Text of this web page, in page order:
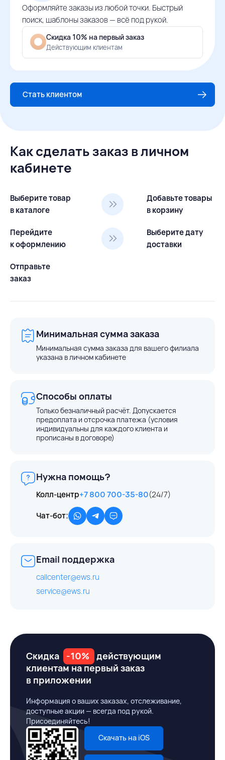
Оформляйте заказы из любой точки. Быстрый
поиск, шаблоны заказов — всё под рукой.
Скидка 10% на первый заказ
Действующим клиентам
Стать клиентом
Как сделать заказ в личном
кабинете
Выберите товар
в каталоге
Добавьте товары
в корзину
Перейдите
к оформлению
Выберите дату
доставки
Отправьте
заказ
Минимальная сумма заказа
Минимальная сумма заказа для вашего филиала
указана в личном кабинете
Способы оплаты
Только безналичный расчёт. Допускается
предоплата и отсрочка платежа (условия
индивидуальны для каждого клиента и
прописаны в договоре)
Нужна помощь?
Колл-центр+7 800 700-35-80(24/7)
Чат-бот:
Email поддержка
callcenter@ews.ru
service@ews.ru
Скидка -10%
действующим
клиентам на первый заказ
в приложении
Информация о ваших заказах, отслеживание,
доступные акции — всегда под рукой.
Присоединяйтесь!
Скачать на iOS